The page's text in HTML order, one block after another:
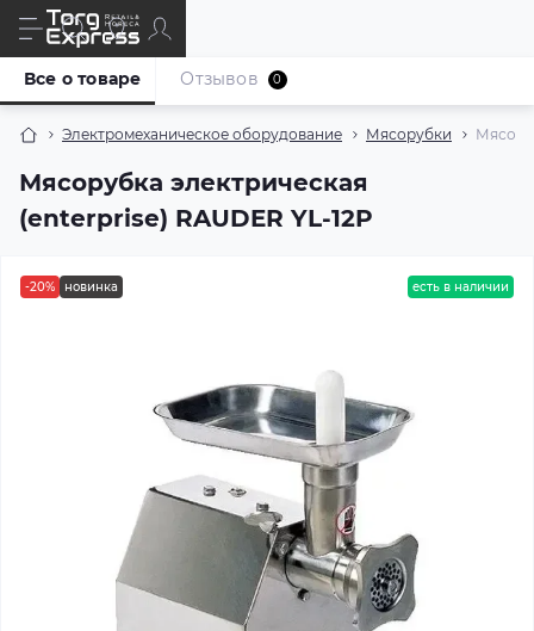
Электромеханическое оборудование Мясорубки
Мясорубка электрическая
(enterprise) RAUDER YL-12P
Все о товаре Отзывов 0
-20% новинка есть в наличии